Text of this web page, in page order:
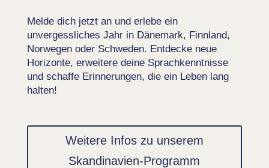
Melde dich jetzt an und erlebe ein
unvergessliches Jahr in Dänemark, Finnland,
Norwegen oder Schweden. Entdecke neue
Horizonte, erweitere deine Sprachkenntnisse
und schaffe Erinnerungen, die ein Leben lang
halten!
Weitere Infos zu unserem
Skandinavien-Programm